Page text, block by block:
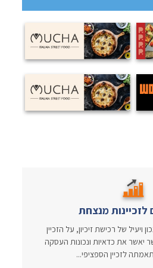
ויעיל של רכישת זיכיון, על הזכיין
יאשר את כדאיות ונכונות העסקה
לזכיין הספציפי...